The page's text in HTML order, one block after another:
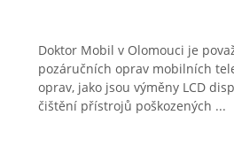
Doktor Mobil v Olomouci je
pozáručních oprav mobilních
oprav, jako jsou výměny LCD
čištění přístrojů poškozených ...